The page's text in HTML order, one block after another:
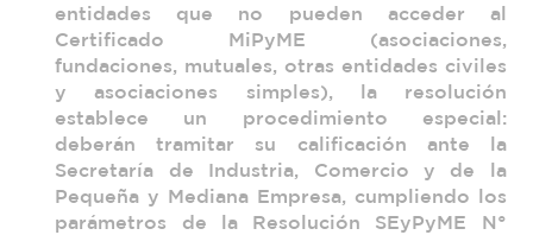
entidades que no pueden acceder al
Certificado MiPyME (asociaciones,
fundaciones, mutuales, otras entidades civiles
y asociaciones simples), la resolución
establece un procedimiento especial:
deberán tramitar su calificación ante la
Secretaría de Industria, Comercio y de la
Pequeña y Mediana Empresa, cumpliendo los
parámetros de la Resolución SEyPyME N°